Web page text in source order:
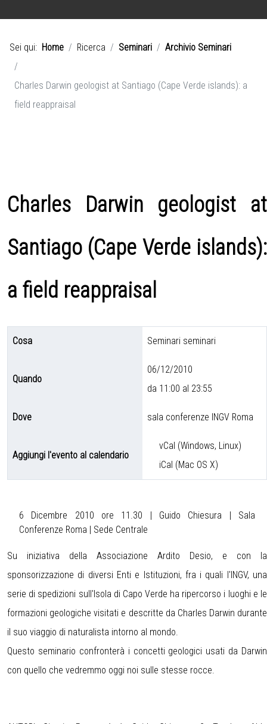
Sei qui: Home Ricerca Seminari Archivio Seminari
Charles Darwin geologist at Santiago (Cape Verde islands): a
field reappraisal
Charles Darwin geologist at
Santiago (Cape Verde islands):
a field reappraisal
Cosa Seminari seminari
Quando
06/12/2010
da 11:00 al 23:55
Dove sala conferenze INGV Roma
Aggiungi l'evento al calendario
vCal (Windows, Linux)
iCal (Mac OS X)
6 Dicembre 2010 ore 11.30 | Guido Chiesura | Sala
Conferenze Roma | Sede Centrale
Su iniziativa della Associazione Ardito Desio, e con la
sponsorizzazione di diversi Enti e Istituzioni, fra i quali l'INGV, una
serie di spedizioni sull'Isola di Capo Verde ha ripercorso i luoghi e le
formazioni geologiche visitati e descritte da Charles Darwin durante
il suo viaggio di naturalista intorno al mondo.
Questo seminario confronterà i concetti geologici usati da Darwin
con quello che vedremmo oggi noi sulle stesse rocce.